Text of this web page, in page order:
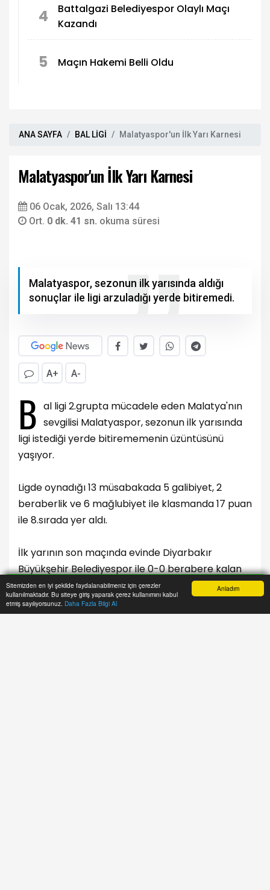
Anladım
Sitemizden en iyi şekilde faydalanabilmeniz için çerezler
kullanılmaktadır. Bu siteye giriş yaparak çerez kullanımını kabul
etmiş sayılıyorsunuz. Daha Fazla Bilgi Al
4
Battalgazi Belediyespor Olaylı Maçı
Kazandı
5 Maçın Hakemi Belli Oldu
ANA SAYFA BAL LİGİ Malatyaspor'un İlk Yarı Karnesi
Malatyaspor'un İlk Yarı Karnesi
06 Ocak, 2026, Salı 13:44
Ort. 0 dk. 41 sn. okuma süresi
Malatyaspor, sezonun ilk yarısında aldığı
sonuçlar ile ligi arzuladığı yerde bitiremedi.
A-
B
al ligi 2.grupta mücadele eden Malatya'nın
sevgilisi Malatyaspor, sezonun ilk yarısında
ligi istediği yerde bitirememenin üzüntüsünü
yaşıyor.
Ligde oynadığı 13 müsabakada 5 galibiyet, 2
Anasayfa Yazarlar Haber Ara İhbar Hattı Menu